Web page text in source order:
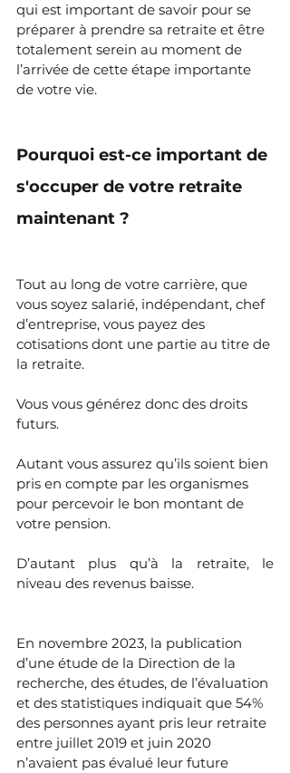
qui est important de savoir pour se
préparer à prendre sa retraite et être
totalement serein au moment de
l’arrivée de cette étape importante
de votre vie.
Pourquoi est-ce important de
s'occuper de votre retraite
maintenant ?
Tout au long de votre carrière, que
vous soyez salarié, indépendant, chef
d’entreprise, vous payez des
cotisations dont une partie au titre de
la retraite.
Vous vous générez donc des droits
futurs.
Autant vous assurez qu’ils soient bien
pris en compte par les organismes
pour percevoir le bon montant de
votre pension.
D’autant plus qu’à la retraite, le
niveau des revenus baisse.
En novembre 2023, la publication
d’une étude de la Direction de la
recherche, des études, de l’évaluation
et des statistiques indiquait que 54%
des personnes ayant pris leur retraite
entre juillet 2019 et juin 2020
n’avaient pas évalué leur future